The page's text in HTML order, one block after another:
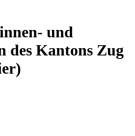
und
des Kantons Zug